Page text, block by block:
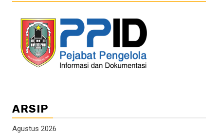
ARSIP
Agustus 2026